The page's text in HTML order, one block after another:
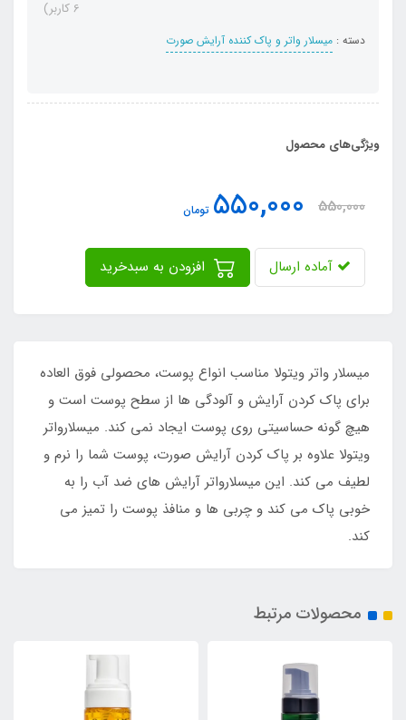
دسته : میسلار واتر و پاک کننده آرایش صورت
6 کاربر)
ویژگی‌های محصول
550,000
550,000 تومان
آماده ارسال
میسلار واتر ویتولا مناسب انواع پوست، محصولی فوق العاده
برای پاک کردن آرایش و آلودگی ها از سطح پوست است و
هیچ گونه حساسیتی روی پوست ایجاد نمی کند. میسلارواتر
ویتولا علاوه بر پاک کردن آرایش صورت، پوست شما را نرم و
لطیف می کند. این میسلارواتر آرایش های ضد آب را به
خوبی پاک می کند و چربی ها و منافذ پوست را تمیز می
کند.
محصولات مرتبط